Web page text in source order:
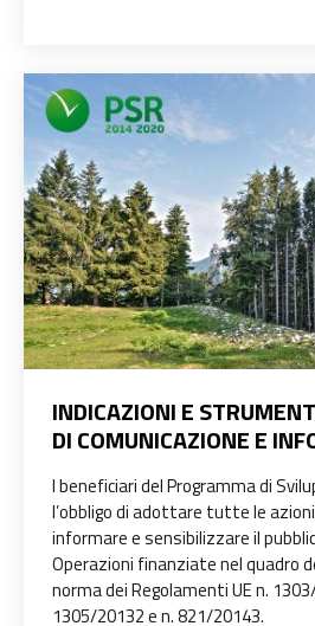
INDICAZIONI E
DI COMUNICAZIONE E
I beneficiari del Programma di
l’obbligo di adottare tutte le
informare e sensibilizzare il
Operazioni finanziate nel quadro
norma dei Regolamenti UE n.
1305/20132 e n. 821/20143.